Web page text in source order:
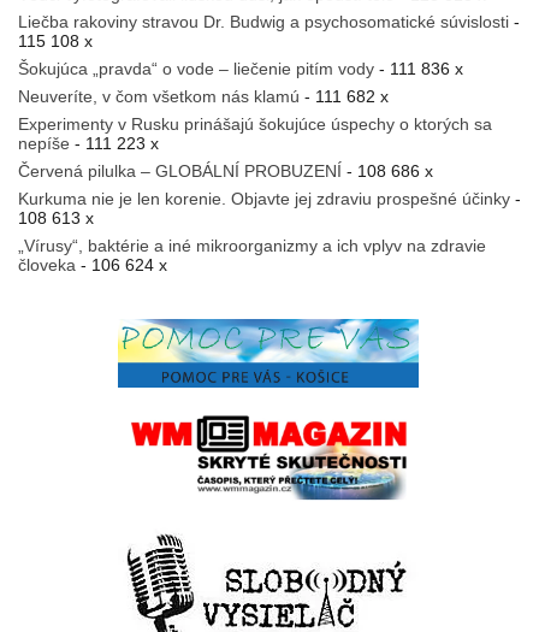
Liečba rakoviny stravou Dr. Budwig a psychosomatické súvislosti -
115 108 x
Šokujúca „pravda“ o vode – liečenie pitím vody - 111 836 x
Neuveríte, v čom všetkom nás klamú - 111 682 x
Experimenty v Rusku prinášajú šokujúce úspechy o ktorých sa
nepíše - 111 223 x
Červená pilulka – GLOBÁLNÍ PROBUZENÍ - 108 686 x
Kurkuma nie je len korenie. Objavte jej zdraviu prospešné účinky -
108 613 x
„Vírusy“, baktérie a iné mikroorganizmy a ich vplyv na zdravie
človeka - 106 624 x